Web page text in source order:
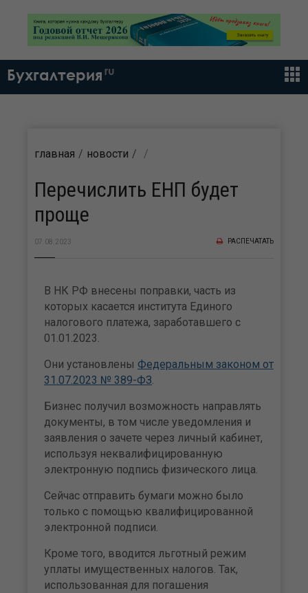
Бухгалтерия ru
главная новости
Перечислить ЕНП будет
проще
07.08.2023 РАСПЕЧАТАТЬ
В НК РФ внесены поправки, часть из
которых касается института Единого
налогового платежа, заработавшего с
01.01.2023.
Они установлены Федеральным законом от
31.07.2023 № 389-ФЗ.
Бизнес получил возможность направлять
документы, в том числе уведомления и
заявления о зачете через личный кабинет,
используя неквалифицированную
электронную подпись физического лица.
Сейчас отправить бумаги можно было
только с помощью квалифицированной
электронной подписи.
Кроме того, вводится льготный режим
уплаты имущественных налогов. Так,
использованная для погашения